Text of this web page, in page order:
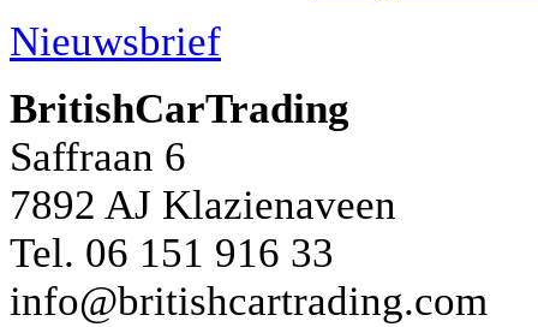
Nieuwsbrief
BritishCarTrading
Saffraan 6
7892 AJ Klazienaveen
Tel. 06 151 916 33
info@britishcartrading.com